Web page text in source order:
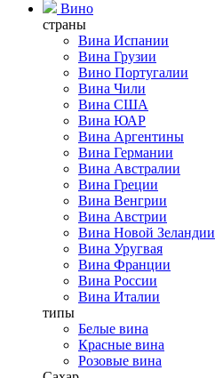
Вино
страны
Вина Испании
Вина Грузии
Вино Португалии
Вина Чили
Вина США
Вина ЮАР
Вина Аргентины
Вина Германии
Вина Австралии
Вина Греции
Вина Венгрии
Вина Австрии
Вина Новой Зеландии
Вина Уругвая
Вина Франции
Вина России
Вина Италии
типы
Белые вина
Красные вина
Розовые вина